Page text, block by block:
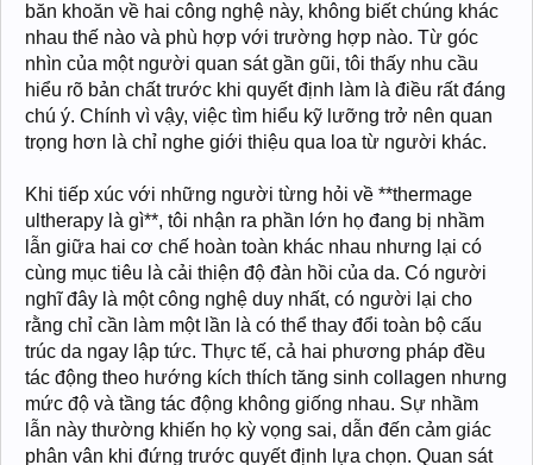
băn khoăn về hai công nghệ này, không biết chúng khác
nhau thế nào và phù hợp với trường hợp nào. Từ góc
nhìn của một người quan sát gần gũi, tôi thấy nhu cầu
hiểu rõ bản chất trước khi quyết định làm là điều rất đáng
chú ý. Chính vì vậy, việc tìm hiểu kỹ lưỡng trở nên quan
trọng hơn là chỉ nghe giới thiệu qua loa từ người khác.
Khi tiếp xúc với những người từng hỏi về **thermage
ultherapy là gì**, tôi nhận ra phần lớn họ đang bị nhầm
lẫn giữa hai cơ chế hoàn toàn khác nhau nhưng lại có
cùng mục tiêu là cải thiện độ đàn hồi của da. Có người
nghĩ đây là một công nghệ duy nhất, có người lại cho
rằng chỉ cần làm một lần là có thể thay đổi toàn bộ cấu
trúc da ngay lập tức. Thực tế, cả hai phương pháp đều
tác động theo hướng kích thích tăng sinh collagen nhưng
mức độ và tầng tác động không giống nhau. Sự nhầm
lẫn này thường khiến họ kỳ vọng sai, dẫn đến cảm giác
phân vân khi đứng trước quyết định lựa chọn. Quan sát